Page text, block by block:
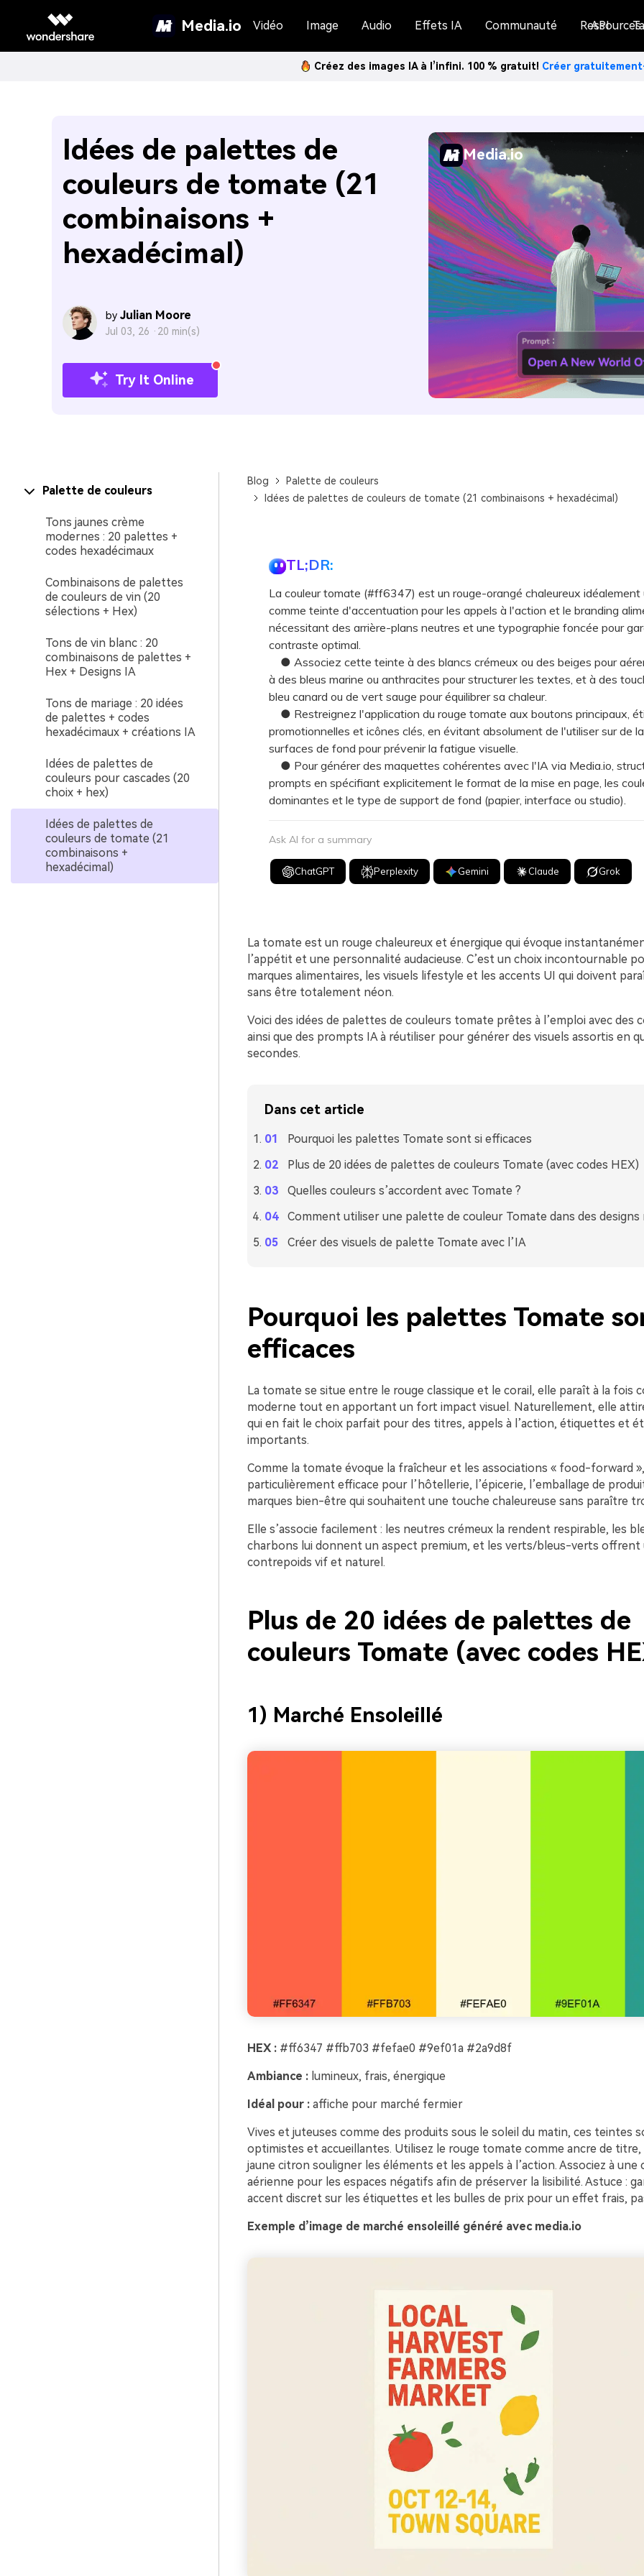
Media.io Vidéo Image Audio Effets IA Communauté Ressources
API
Créez des images IA à l’infini. 100 % gratuit! Créer
Idées de palettes de
couleurs de tomate (21
combinaisons +
hexadécimal)
by Julian Moore
Jul 03, 26 · 20 min(s)
Try It Online
Media.io
Palette de couleurs
Tons jaunes crème
modernes : 20 palettes +
codes hexadécimaux
Combinaisons de palettes
de couleurs de vin (20
sélections + Hex)
Tons de vin blanc : 20
combinaisons de palettes +
Hex + Designs IA
Tons de mariage : 20 idées
de palettes + codes
hexadécimaux + créations IA
Idées de palettes de
couleurs pour cascades (20
choix + hex)
Idées de palettes de
couleurs de tomate (21
combinaisons +
hexadécimal)
Blog
Palette de couleurs
Idées de palettes de couleurs de tomate (21 combinaisons + hexadécimal)
TL;DR:
La couleur tomate (#ff6347) est un rouge-orangé chaleureux idéalement
comme teinte d'accentuation pour les appels à l'action et le branding
nécessitant des arrière-plans neutres et une typographie foncée pour
contraste optimal.
● Associez cette teinte à des blancs crémeux ou des beiges pour
à des bleus marine ou anthracites pour structurer les textes, et à des
bleu canard ou de vert sauge pour équilibrer sa chaleur.
● Restreignez l'application du rouge tomate aux boutons principaux,
promotionnelles et icônes clés, en évitant absolument de l'utiliser sur de
surfaces de fond pour prévenir la fatigue visuelle.
● Pour générer des maquettes cohérentes avec l'IA via Media.io,
prompts en spécifiant explicitement le format de la mise en page, les
dominantes et le type de support de fond (papier, interface ou studio).
Ask AI for a summary
ChatGPT Perplexity Gemini Claude Grok
La tomate est un rouge chaleureux et énergique qui évoque
l’appétit et une personnalité audacieuse. C’est un choix incontournable
marques alimentaires, les visuels lifestyle et les accents UI qui doivent
sans être totalement néon.
Voici des idées de palettes de couleurs tomate prêtes à l’emploi avec des
ainsi que des prompts IA à réutiliser pour générer des visuels assortis en
secondes.
Dans cet article
Pourquoi les palettes Tomate sont si efficaces
Plus de 20 idées de palettes de couleurs Tomate (avec codes HEX)
Quelles couleurs s’accordent avec Tomate ?
Comment utiliser une palette de couleur Tomate dans des designs
Créer des visuels de palette Tomate avec l’IA
Pourquoi les palettes Tomate
efficaces
La tomate se situe entre le rouge classique et le corail, elle paraît à la fois
moderne tout en apportant un fort impact visuel. Naturellement, elle
qui en fait le choix parfait pour des titres, appels à l’action, étiquettes et
importants.
Comme la tomate évoque la fraîcheur et les associations « food-forward
particulièrement efficace pour l’hôtellerie, l’épicerie, l’emballage de
marques bien-être qui souhaitent une touche chaleureuse sans paraître
Elle s’associe facilement : les neutres crémeux la rendent respirable, les
charbons lui donnent un aspect premium, et les verts/bleus-verts offrent
contrepoids vif et naturel.
Plus de 20 idées de palettes de
couleurs Tomate (avec codes
1) Marché Ensoleillé
HEX :#ff6347 #ffb703 #fefae0 #9ef01a #2a9d8f
Ambiance :lumineux, frais, énergique
Idéal pour :affiche pour marché fermier
Vives et juteuses comme des produits sous le soleil du matin, ces teintes
optimistes et accueillantes. Utilisez le rouge tomate comme ancre de titre,
jaune citron souligner les éléments et les appels à l’action. Associez à une
aérienne pour les espaces négatifs afin de préserver la lisibilité. Astuce :
accent discret sur les étiquettes et les bulles de prix pour un effet frais,
Exemple d’image de marché ensoleillé généré avec media.io